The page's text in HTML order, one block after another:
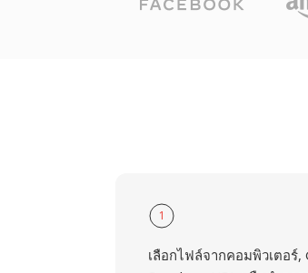
1
เลือกไฟล์จากคอมพิวเตอร์,